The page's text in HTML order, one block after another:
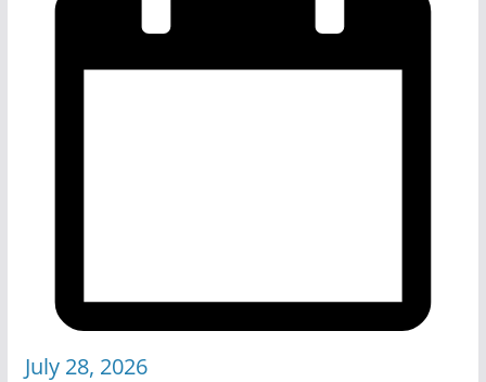
July 28, 2026